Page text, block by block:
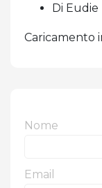
Di Eudie
Caricamento
Nome
Email